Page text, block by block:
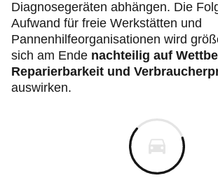
Diagnosegeräten abhängen. Die
Aufwand für freie Werkstätten und
Pannenhilfeorganisationen wird
sich am Ende nachteilig auf
Reparierbarkeit und
auswirken.